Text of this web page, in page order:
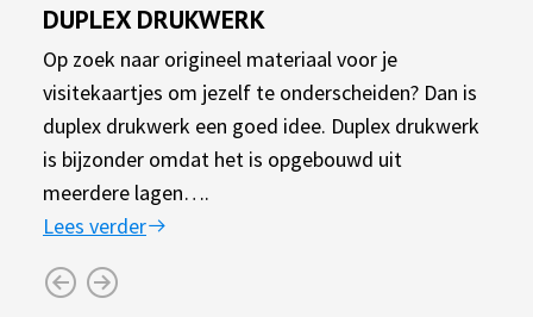
DUPLEX DRUKWERK
Op zoek naar origineel materiaal voor je
visitekaartjes om jezelf te onderscheiden? Dan is
duplex drukwerk een goed idee. Duplex drukwerk
is bijzonder omdat het is opgebouwd uit
meerdere lagen….
Lees verder